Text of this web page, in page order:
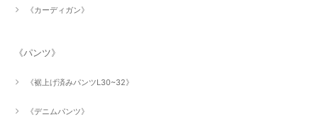
《カーディガン》
《パンツ》
《裾上げ済みパンツL30~32》
《デニムパンツ》